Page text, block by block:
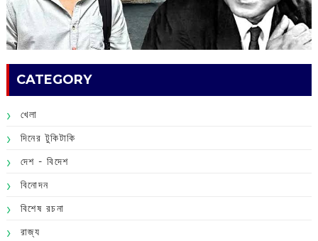
CATEGORY
খেলা
দিনের টুকিটাকি
দেশ - বিদেশ
বিনোদন
বিশেষ রচনা
রাজ্য